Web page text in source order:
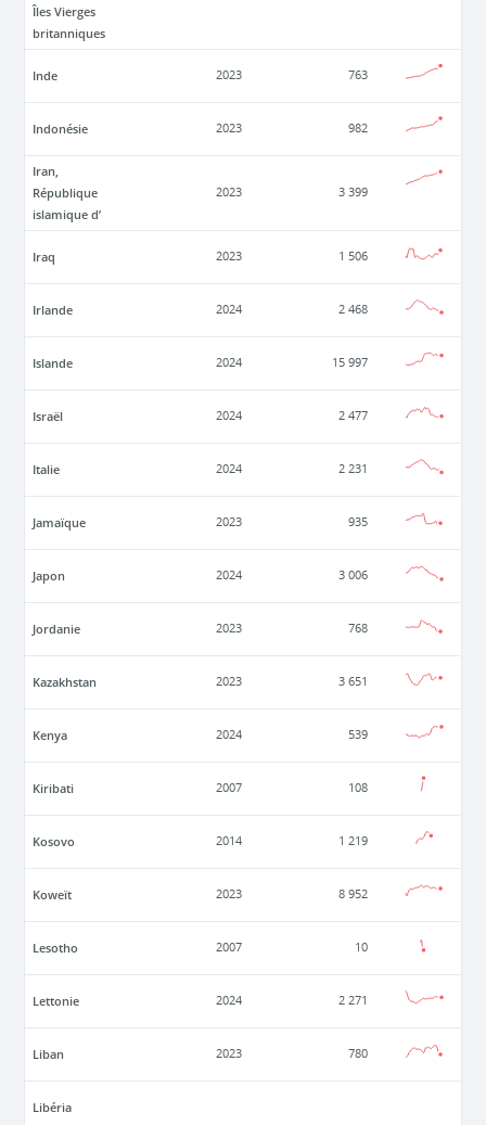
Îles Vierges
britanniques
Inde 2023 763
Indonésie 2023 982
Iran,
République
islamique d’
2023 3 399
Iraq 2023 1 506
Irlande 2024 2 468
Islande 2024 15 997
Israël 2024 2 477
Italie 2024 2 231
Jamaïque 2023 935
Japon 2024 3 006
Jordanie 2023 768
Kazakhstan 2023 3 651
Kenya 2024 539
Kiribati 2007 108
Kosovo 2014 1 219
Koweït 2023 8 952
Lesotho 2007 10
Lettonie 2024 2 271
Liban 2023 780
Libéria